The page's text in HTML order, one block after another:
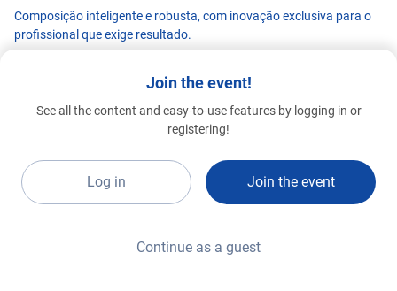
Composição inteligente e robusta, com inovação exclusiva para o
profissional que exige resultado.
SATA FERRAMENTAS
Join the event!
See all the content and easy-to-use features by logging in or
registering!
Log in Join the event
Continue as a guest